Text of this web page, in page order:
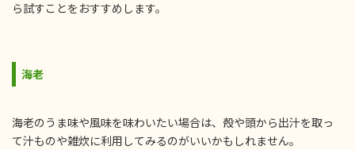
ら試すことをおすすめします。
海老
海老のうま味や風味を味わいたい場合は、殻や頭から出汁を取っ
て汁ものや雑炊に利用してみるのがいいかもしれません。